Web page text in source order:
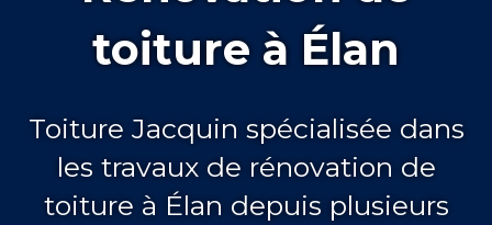
toiture à Élan
Toiture Jacquin spécialisée dans
les travaux de rénovation de
toiture à Élan depuis plusieurs